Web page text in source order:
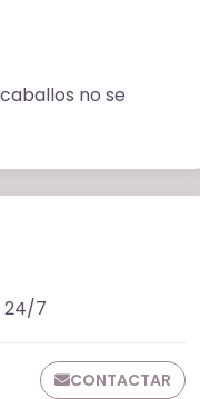
no se
24/7
CONTACTAR